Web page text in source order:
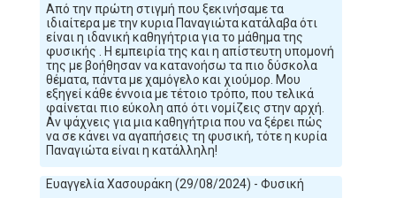
Από την πρώτη στιγμή που ξεκινήσαμε τα
ιδιαίτερα με την κυρια Παναγιώτα κατάλαβα ότι
είναι η ιδανική καθηγήτρια για το μάθημα της
φυσικής . Η εμπειρία της και η απίστευτη υπομονή
της με βοήθησαν να κατανοήσω τα πιο δύσκολα
θέματα, πάντα με χαμόγελο και χιούμορ. Μου
εξηγεί κάθε έννοια με τέτοιο τρόπο, που τελικά
φαίνεται πιο εύκολη από ότι νομίζεις στην αρχή.
Αν ψάχνεις για μια καθηγήτρια που να ξέρει πώς
να σε κάνει να αγαπήσεις τη φυσική, τότε η κυρία
Παναγιώτα είναι η κατάλληλη!
Ευαγγελία Χασουράκη (29/08/2024) - Φυσική